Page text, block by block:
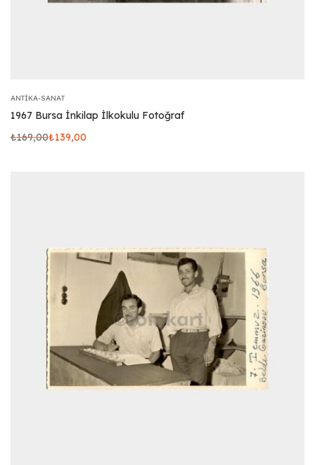
ANTIKA-SANAT
1967 Bursa İnkilap İlkokulu Fotoğraf
₺169,00₺139,00